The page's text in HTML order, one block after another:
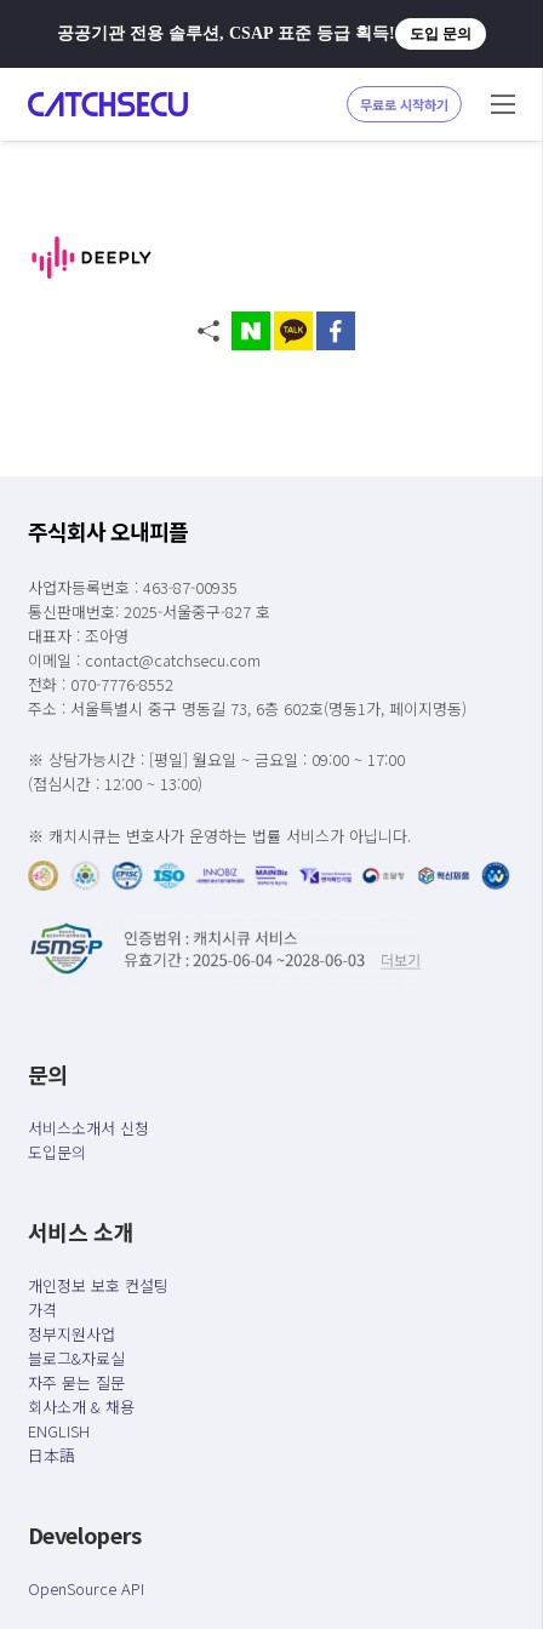
공공기관 전용 솔루션, CSAP 표준 등급 획득! 도입 문의
무료로 시작하기
주식회사 오내피플
사업자등록번호 : 463-87-00935
통신판매번호: 2025-서울중구-827 호
대표자 : 조아영
이메일 : contact@catchsecu.com
전화 : 070-7776-8552
주소 : 서울특별시 중구 명동길 73, 6층 602호(명동1가, 페이지명동)
※ 상담가능시간 : [평일] 월요일 ~ 금요일 : 09:00 ~ 17:00
(점심시간 : 12:00 ~ 13:00)
※ 캐치시큐는 변호사가 운영하는 법률 서비스가 아닙니다.
문의
서비스소개서 신청
도입문의
서비스 소개
개인정보 보호 컨설팅
가격
정부지원사업
블로그&자료실
자주 묻는 질문
회사소개 & 채용
ENGLISH
日本語
Developers
OpenSource API